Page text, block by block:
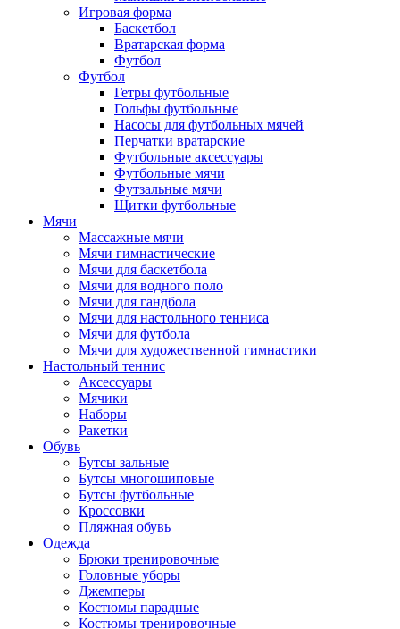
Игровая форма
Баскетбол
Вратарская форма
Футбол
Футбол
Гетры футбольные
Гольфы футбольные
Насосы для футбольных мячей
Перчатки вратарские
Футбольные аксессуары
Футбольные мячи
Футзальные мячи
Щитки футбольные
Мячи
Массажные мячи
Мячи гимнастические
Мячи для баскетбола
Мячи для водного поло
Мячи для гандбола
Мячи для настольного тенниса
Мячи для футбола
Мячи для художественной гимнастики
Настольный теннис
Аксессуары
Мячики
Наборы
Ракетки
Обувь
Бутсы зальные
Бутсы многошиповые
Бутсы футбольные
Кроссовки
Пляжная обувь
Одежда
Брюки тренировочные
Головные уборы
Джемперы
Костюмы парадные
Костюмы тренировочные